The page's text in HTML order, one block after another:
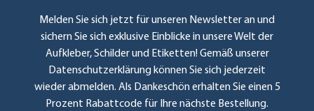
Melden Sie sich jetzt für unseren Newsletter an und
sichern Sie sich exklusive Einblicke in unsere Welt der
Aufkleber, Schilder und Etiketten! Gemäß unserer
Datenschutzerklärung können Sie sich jederzeit
wieder abmelden. Als Dankeschön erhalten Sie einen 5
Prozent Rabattcode für Ihre nächste Bestellung.